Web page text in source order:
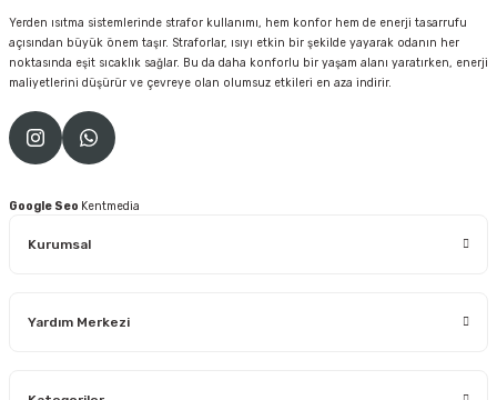
Yerden ısıtma sistemlerinde strafor kullanımı, hem konfor hem de enerji tasarrufu
açısından büyük önem taşır. Straforlar, ısıyı etkin bir şekilde yayarak odanın her
noktasında eşit sıcaklık sağlar. Bu da daha konforlu bir yaşam alanı yaratırken, enerji
maliyetlerini düşürür ve çevreye olan olumsuz etkileri en aza indirir.
Google Seo Kentmedia
Kurumsal
Yardım Merkezi